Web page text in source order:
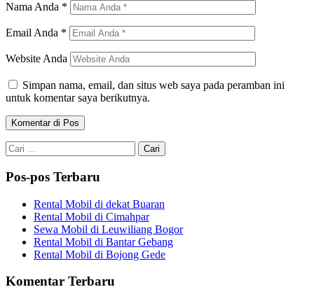
Nama Anda *
Email Anda *
Website Anda
Simpan nama, email, dan situs web saya pada peramban ini
untuk komentar saya berikutnya.
Cari
untuk:
Pos-pos Terbaru
Rental Mobil di dekat Buaran
Rental Mobil di Cimahpar
Sewa Mobil di Leuwiliang Bogor
Rental Mobil di Bantar Gebang
Rental Mobil di Bojong Gede
Komentar Terbaru